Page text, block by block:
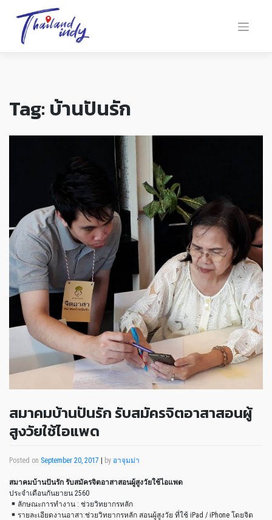
Tag: บ้านปันรัก
สมาคมบ้านปันรัก รับสมัครจิตอาสาสอนผู้
สูงวัยใช้ไอแพด
Posted on September 20, 2017 | by อาจุมม่า
สมาคมบ้านปันรัก รับสมัครจิตอาสาสอนผู้สูงวัยใช้ไอแพด
ประจำเดือนกันยายน 2560
ลักษณะการทำงาน : ช่วยวิทยากรหลัก
รายละเอียดงานอาสา:ช่วยวิทยากรหลัก สอนผู้สูงวัย ที่ใช้ iPad / iPhone โดยจิต